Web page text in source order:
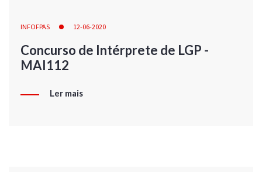
INFOFPAS 12-06-2020
Concurso de Intérprete de LGP -
MAI112
Ler mais